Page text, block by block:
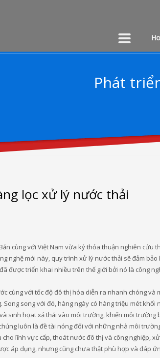
Phát
lọc xử lý nước thải
cùng với Việt Nam vừa ký thỏa thuận nghiên cứu
nghệ mới này, quy trình xử lý nước thải sẽ đảm
được triển khai nhiều trên thế giới bởi nó là công
cùng với tốc độ đô thị hóa diễn ra nhanh chóng
song với đó, hàng ngày có hàng triệu mét khối
sinh họat xả thải vào môi trường, khiến môi trường
luôn là đề tài nóng đối với những nhà môi
lĩnh vực cấp, thoát nước đô thị và công nghiệp,
áp dụng, nhưng cũng chưa thật phù hợp và đáp